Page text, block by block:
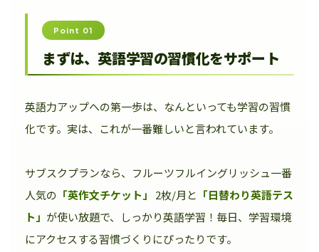
Point 01
まずは、英語学習の習慣化をサポート
英語力アップへの第一歩は、なんといっても学習の習慣
化です。実は、これが一番難しいと言われています。
サブスクプランなら、フルーツフルイングリッシュ一番
人気の 「英作文チケット」 2枚/月と 「日替わり英語テス
ト」 が使い放題で、しっかり英語学習！毎日、学習環境
にアクセスする習慣づくりにぴったりです。